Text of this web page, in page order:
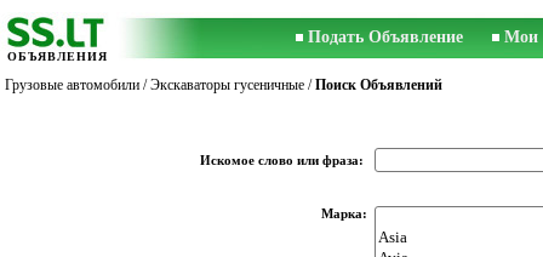
ОБЪЯВЛЕНИЯ
Подать Объявление Мои
Грузовые автомобили /Экскаваторы гусеничные /Поиск Объявлений
Искомое слово или фраза:
Марка: